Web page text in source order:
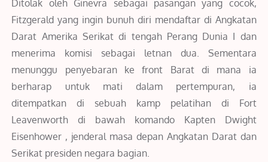
Ditolak oleh Ginevra sebagai pasangan yang cocok,
Fitzgerald yang ingin bunuh diri mendaftar di Angkatan
Darat Amerika Serikat di tengah Perang Dunia I dan
menerima komisi sebagai letnan dua. Sementara
menunggu penyebaran ke front Barat di mana ia
berharap untuk mati dalam pertempuran, ia
ditempatkan di sebuah kamp pelatihan di Fort
Leavenworth di bawah komando Kapten Dwight
Eisenhower , jenderal masa depan Angkatan Darat dan
Serikat presiden negara bagian.